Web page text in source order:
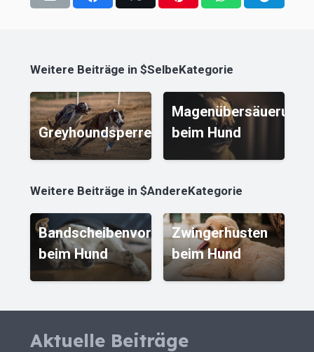
Weitere Beiträge in $SelbeKategorie
Greyhoundsperre
Magenübersäuerung
beim Hund
Weitere Beiträge in $AndereKategorie
Bandscheibenvorfall
beim Hund
Zwingerhusten
beim Hund
Aktuelle Beiträge